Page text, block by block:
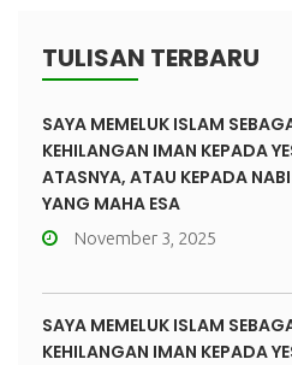
TULISAN TERBARU
SAYA MEMELUK ISLAM
KEHILANGAN IMAN KEPADA
ATASNYA, ATAU KEPADA
YANG MAHA ESA
November 3, 2025
SAYA MEMELUK ISLAM
KEHILANGAN IMAN KEPADA